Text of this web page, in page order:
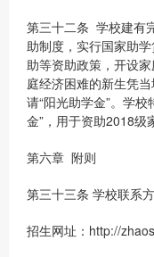
第三十二条 学校建有
助制度，实行国家助
助等资助政策，开设
庭经济困难的新生凭
请“阳光助学金”。学
金”，用于资助2018级
第六章 附则
第三十三条 学校联系方
招生网址：http://